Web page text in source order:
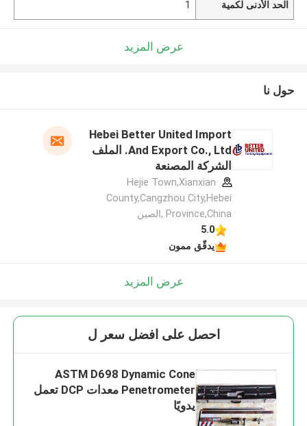
الحد الأدنى لكمية 1
عرض المزيد
حول نا
Hebei Better United Import
And Export Co., Ltd. الملف
الشركة المصنعة
Hejie Town,Xianxian
County,Cangzhou City,Hebei
Province,China ,الصين
5.0
يدقّق ممون
عرض المزيد
احصل على افضل سعر ل
ASTM D698 Dynamic Cone
Penetrometer معدات DCP تعمل
يدويًا